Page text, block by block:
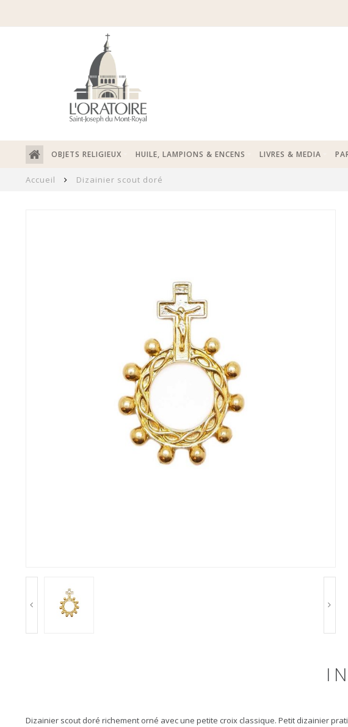
OBJETS RELIGIEUX HUILE, LAMPIONS & ENCENS LIVRES & MEDIA
Accueil Dizainier scout doré
Dizainier scout doré richement orné avec une petite croix classique. Petit dizainier